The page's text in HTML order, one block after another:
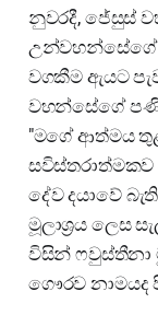
නුවරදී, ජේසුස්
උන්වහන්සේගේ
වගකීම ඇයට
වහන්සේගේ
"මගේ ආත්මය
දේව දයාවේ
මූලාශ්‍රය ලෙස
විසින් ෆවුස්තීනා
ගෞරව නාමයද